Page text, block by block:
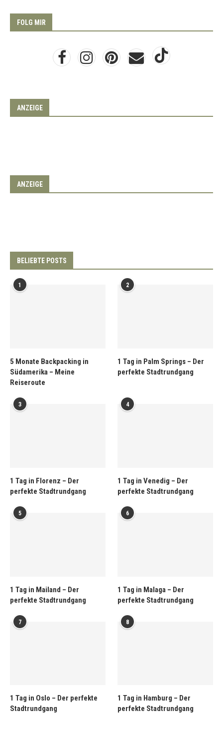
FOLG MIR
ANZEIGE
ANZEIGE
BELIEBTE POSTS
1
5 Monate Backpacking in
Südamerika – Meine
Reiseroute
2
1 Tag in Palm Springs – Der
perfekte Stadtrundgang
3
1 Tag in Florenz – Der
perfekte Stadtrundgang
4
1 Tag in Venedig – Der
perfekte Stadtrundgang
5
1 Tag in Mailand – Der
perfekte Stadtrundgang
6
1 Tag in Malaga – Der
perfekte Stadtrundgang
7
1 Tag in Oslo – Der perfekte
Stadtrundgang
8
1 Tag in Hamburg – Der
perfekte Stadtrundgang